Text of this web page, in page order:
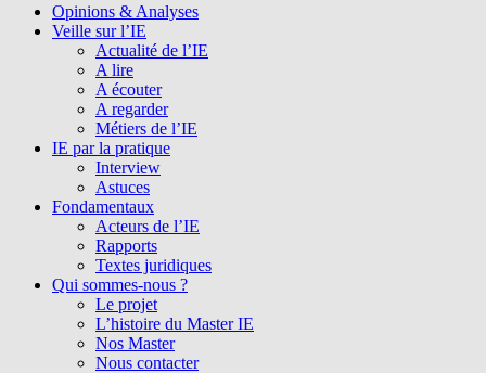
Opinions & Analyses
Veille sur l’IE
Actualité de l’IE
A lire
A écouter
A regarder
Métiers de l’IE
IE par la pratique
Interview
Astuces
Fondamentaux
Acteurs de l’IE
Rapports
Textes juridiques
Qui sommes-nous ?
Le projet
L’histoire du Master IE
Nos Master
Nous contacter